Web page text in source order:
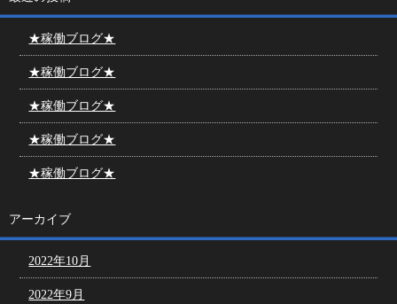
★稼働ブログ★
★稼働ブログ★
★稼働ブログ★
★稼働ブログ★
★稼働ブログ★
アーカイブ
2022年10月
2022年9月